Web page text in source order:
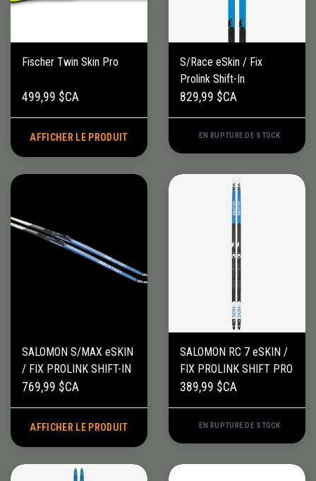
Fischer Twin Skin Pro
499,99 $CA
AFFICHER LE PRODUIT
S/Race eSkin / Fix
Prolink Shift-In
829,99 $CA
EN RUPTURE DE STOCK
SALOMON S/MAX eSKIN
/ FIX PROLINK SHIFT-IN
769,99 $CA
AFFICHER LE PRODUIT
SALOMON RC 7 eSKIN /
FIX PROLINK SHIFT PRO
389,99 $CA
EN RUPTURE DE STOCK